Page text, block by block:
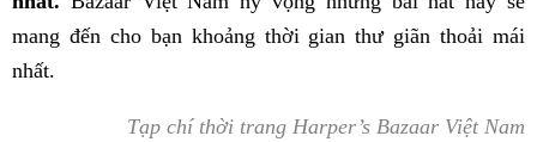
mang đến cho bạn khoảng thời gian thư giãn thoải mái
nhất.
Tạp chí thời trang Harper’s Bazaar Việt Nam